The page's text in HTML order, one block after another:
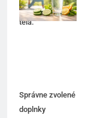
celkovú vitalitu
tela.
Správne zvolené
doplnky